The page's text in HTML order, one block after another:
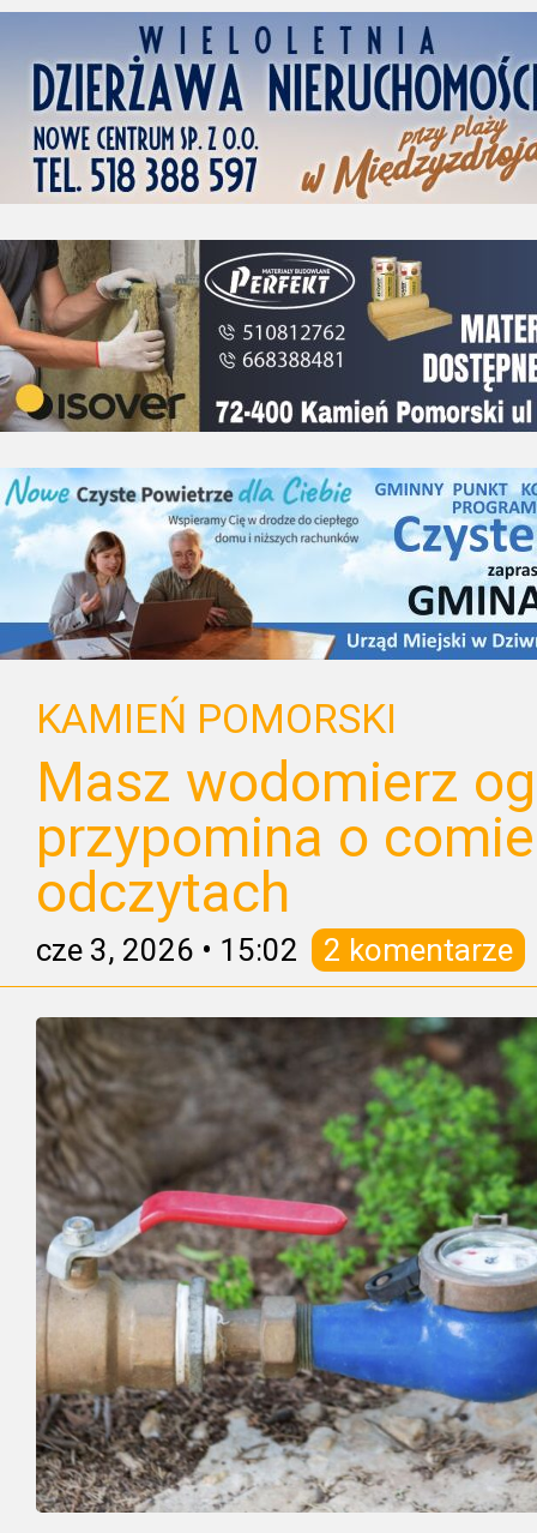
KAMIEŃ POMORSKI
Masz wodomierz
przypomina o
odczytach
cze 3, 2026 • 15:02 2 komentarze